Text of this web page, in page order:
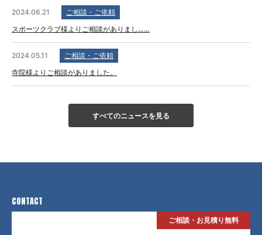
2024.06.21
ご相談・ご依頼
スポーツクラブ様よりご相談がありまし……
2024.05.11
ご相談・ご依頼
寺院様よりご相談がありました。
すべてのニュースを見る
CONTACT
ご相談・お見積り無料